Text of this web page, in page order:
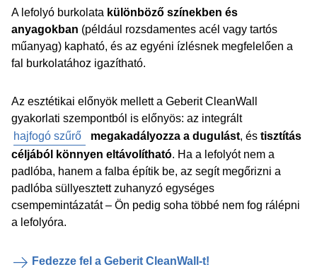
A lefolyó burkolata különböző színekben és
anyagokban (például rozsdamentes acél vagy tartós
műanyag) kapható, és az egyéni ízlésnek megfelelően a
fal burkolatához igazítható.
Az esztétikai előnyök mellett a Geberit CleanWall
gyakorlati szempontból is előnyös: az integrált
hajfogó szűrő
megakadályozza a dugulást, és tisztítás
céljából könnyen eltávolítható. Ha a lefolyót nem a
padlóba, hanem a falba építik be, az segít megőrizni a
padlóba süllyesztett zuhanyzó egységes
csempemintázatát – Ön pedig soha többé nem fog rálépni
a lefolyóra.
Fedezze fel a Geberit CleanWall-t!